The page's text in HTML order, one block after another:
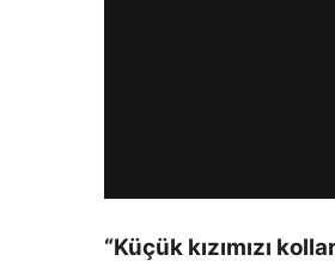
“Küçük kızımızı